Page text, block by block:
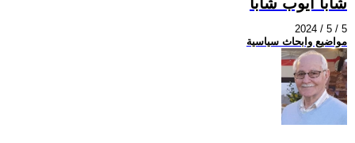
2024 / 5 / 5
مواضيع وابحاث سياسية